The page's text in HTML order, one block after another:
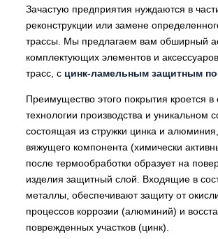
Зачастую предприятия нуждаются в
реконструкции или замене
трассы. Мы предлагаем вам обширный
комплектующих элементов и
трасс, с цинк-ламельным защитным
Преимущество этого покрытия кроется в
технологии производства и уникальном
состоящая из стружки цинка и
вяжущего компонента (химически
после термообработки образует на
изделия защитный слой. Входящие в
металлы, обеспечивают защиту от
процессов коррозии (алюминий) и
поврежденных участков (цинк).